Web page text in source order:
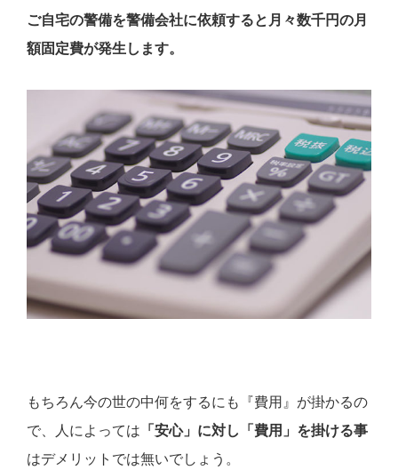
ご自宅の警備を警備会社に依頼すると月々数千円の月
額固定費が発生します。
もちろん今の世の中何をするにも『費用』が掛かるの
で、人によっては 「安心」に対し「費用」を掛ける事
はデメリットでは無いでしょう。